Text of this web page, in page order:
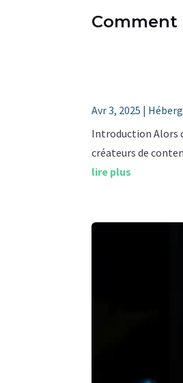
Comment
Avr 3, 2025 |
Introduction Alors
créateurs de
lire plus